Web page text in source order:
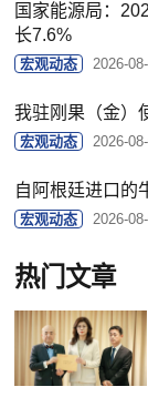
国家能源局：
长7.6%
宏观动态 2026-
我驻刚果（金）
宏观动态 2026-
自阿根廷进口的
宏观动态 2026-
热门文章